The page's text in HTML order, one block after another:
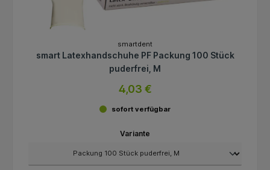
smartdent
smart Latexhandschuhe PF Packung 100 Stück
puderfrei, M
4,03 €
sofort verfügbar
Variante